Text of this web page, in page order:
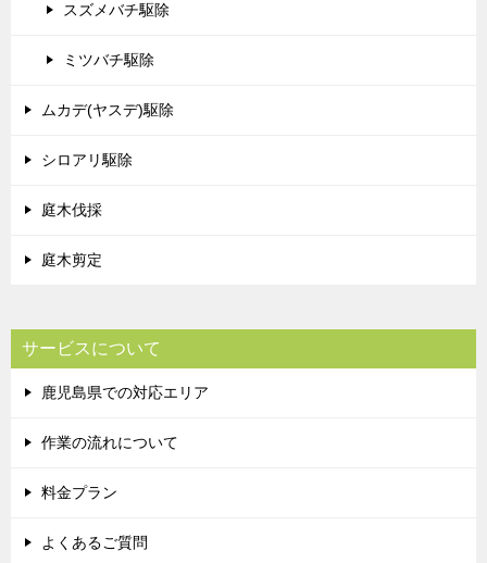
スズメバチ駆除
ミツバチ駆除
ムカデ(ヤスデ)駆除
シロアリ駆除
庭木伐採
庭木剪定
サービスについて
鹿児島県での対応エリア
作業の流れについて
料金プラン
よくあるご質問